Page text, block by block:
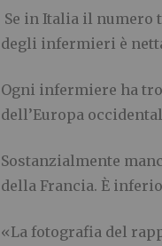
Se in Italia il numero
degli infermieri è
Ogni infermiere ha
dell’Europa
Sostanzialmente
della Francia. È
«La fotografia del